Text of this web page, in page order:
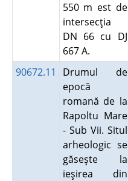
550 m est de
intersecţia
DN 66 cu DJ
667 A.
90672.11
Drumul de
epocă
romană de la
Rapoltu Mare
- Sub Vii. Situl
arheologic se
găseşte la
ieşirea din